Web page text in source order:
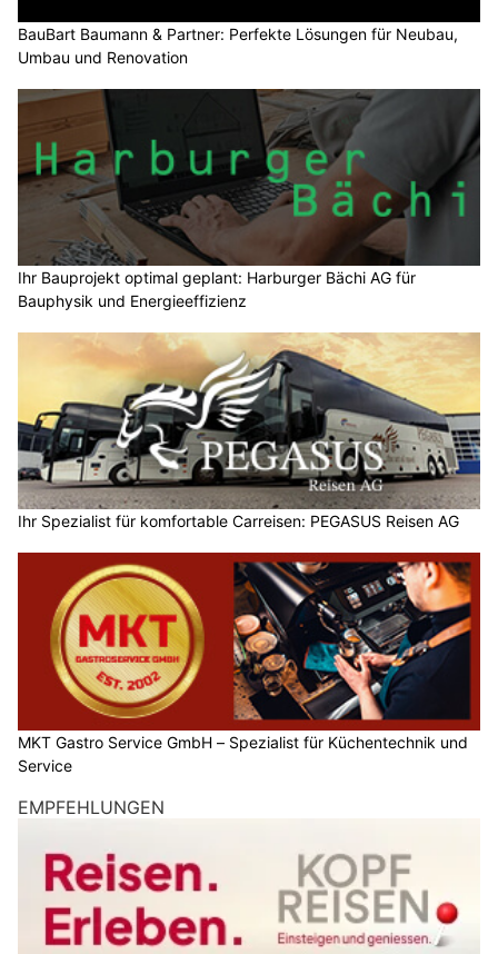
BauBart Baumann & Partner: Perfekte Lösungen für Neubau,
Umbau und Renovation
Ihr Bauprojekt optimal geplant: Harburger Bächi AG für
Bauphysik und Energieeffizienz
Ihr Spezialist für komfortable Carreisen: PEGASUS Reisen AG
MKT Gastro Service GmbH – Spezialist für Küchentechnik und
Service
EMPFEHLUNGEN